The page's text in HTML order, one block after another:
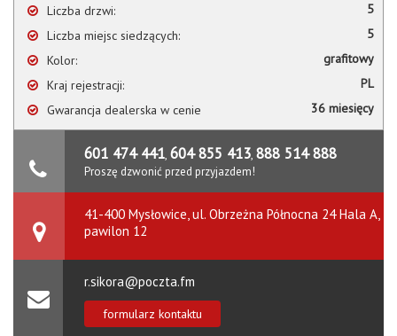
Liczba drzwi:
5
Liczba miejsc siedzących:
5
Kolor:
grafitowy
Kraj rejestracji:
PL
Gwarancja dealerska w cenie
36 miesięcy
601 474 441, 604 855 413, 888 514 888
Proszę dzwonić przed przyjazdem!
41-400 Mysłowice, ul. Obrzeżna Północna 24 Hala A,
pawilon 12
r.sikora@poczta.fm
formularz kontaktu